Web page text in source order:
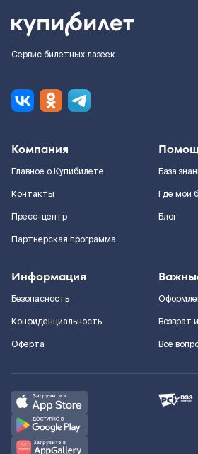
Сервис билетных лазеек
Компания
Главное о Купибилете
Контакты
Пресс-центр
Партнерская программа
База
Где мой
Блог
Информация
Безопасность
Конфиденциальность
Оферта
Возврат
Все